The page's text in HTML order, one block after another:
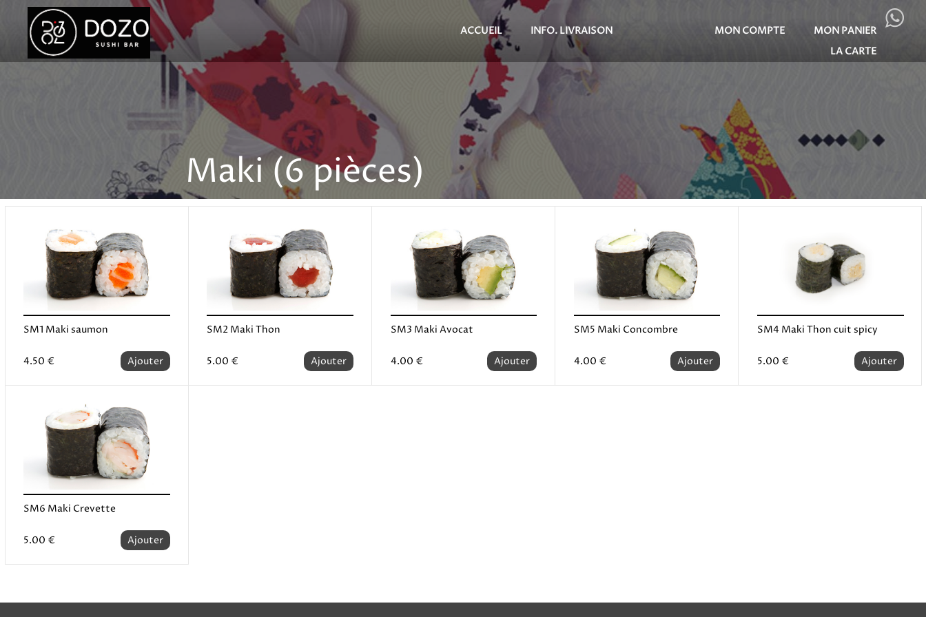
MON COMPTE
MON PANIER
LA CARTE
ACCUEIL INFO. LIVRAISON
Maki (6 pièces)
SM1 Maki saumon
Ajouter
4.50 €
SM2 Maki Thon
Ajouter
5.00 €
SM3 Maki Avocat
Ajouter
4.00 €
SM5 Maki Concombre
Ajouter
4.00 €
SM4 Maki Thon cuit spicy
Ajouter
5.00 €
SM6 Maki Crevette
Ajouter
5.00 €